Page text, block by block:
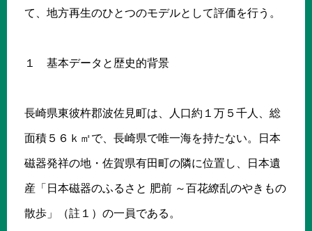
て、地方再生のひとつのモデルとして評価を行う。
１ 基本データと歴史的背景
長崎県東彼杵郡波佐見町は、人口約１万５千人、総
面積５６ｋ㎡で、長崎県で唯一海を持たない。日本
磁器発祥の地・佐賀県有田町の隣に位置し、日本遺
産「日本磁器のふるさと 肥前 ～百花繚乱のやきもの
散歩」（註１）の一員である。